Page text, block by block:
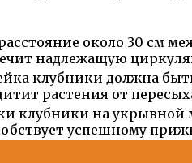
около 30 см
надлежащую
клубники должна
растения от
клубники на укрывной
успешному